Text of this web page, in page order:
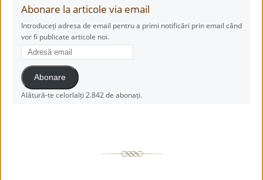
Abonare la articole via email
Introduceți adresa de email pentru a primi notificări prin email când
vor fi publicate articole noi.
Adresă
email
Abonare
Alătură-te celorlalți 2.842 de abonați.